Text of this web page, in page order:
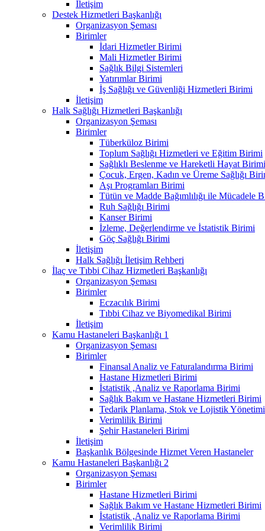
İletişim
Destek Hizmetleri Başkanlığı
Organizasyon Şeması
Birimler
İdari Hizmetler Birimi
Mali Hizmetler Birimi
Sağlık Bilgi Sistemleri
Yatırımlar Birimi
İş Sağlığı ve Güvenliği Hizmetleri Birimi
İletişim
Halk Sağlığı Hizmetleri Başkanlığı
Organizasyon Şeması
Birimler
Tüberküloz Birimi
Toplum Sağlığı Hizmetleri ve Eğitim Birimi
Sağlıklı Beslenme ve Hareketli Hayat Birimi
Çocuk, Ergen, Kadın ve Üreme Sağlığı
Aşı Programları Birimi
Tütün ve Madde Bağımlılığı ile Mücadele
Ruh Sağlığı Birimi
Kanser Birimi
İzleme, Değerlendirme ve İstatistik Birimi
Göç Sağlığı Birimi
İletişim
Halk Sağlığı İletişim Rehberi
İlaç ve Tıbbi Cihaz Hizmetleri Başkanlığı
Organizasyon Şeması
Birimler
Eczacılık Birimi
Tıbbi Cihaz ve Biyomedikal Birimi
İletişim
Kamu Hastaneleri Başkanlığı 1
Organizasyon Şeması
Birimler
Finansal Analiz ve Faturalandırma Birimi
Hastane Hizmetleri Birimi
İstatistik ,Analiz ve Raporlama Birimi
Sağlık Bakım ve Hastane Hizmetleri Birimi
Tedarik Planlama, Stok ve Lojistik
Verimlilik Birimi
Şehir Hastaneleri Birimi
İletişim
Başkanlık Bölgesinde Hizmet Veren Hastaneler
Kamu Hastaneleri Başkanlığı 2
Organizasyon Şeması
Birimler
Hastane Hizmetleri Birimi
Sağlık Bakım ve Hastane Hizmetleri Birimi
İstatistik ,Analiz ve Raporlama Birimi
Verimlilik Birimi